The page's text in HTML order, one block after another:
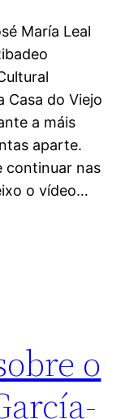
María Leal
Casa do Viejo
a máis
aparte.
continuar nas
o vídeo…
o